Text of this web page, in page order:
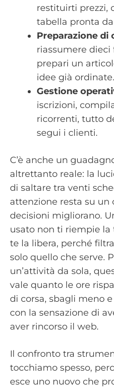
restituirti prezzi,
tabella pronta
Preparazione di
riassumere
prepari un
idee già ordinate.
Gestione
iscrizioni,
ricorrenti, tutto
segui i clienti.
C’è anche un
altrettanto reale: la
di saltare tra venti
attenzione resta su un
decisioni migliorano.
usato non ti riempie
te la libera, perché
solo quello che serve.
un’attività da sola,
vale quanto le ore
di corsa, sbagli meno
con la sensazione di
aver rincorso il web.
Il confronto tra
tocchiamo spesso,
esce uno nuovo che